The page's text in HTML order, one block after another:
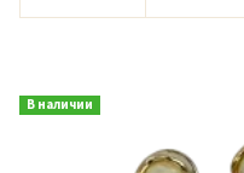
В наличии